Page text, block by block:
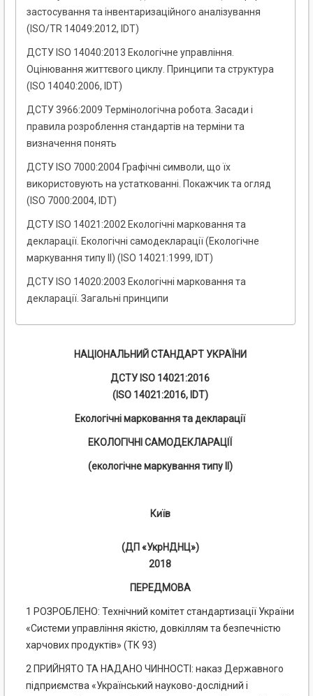
застосування та інвентаризаційного аналізування
(ISO/TR 14049:2012, IDT)
ДСТУ ISO 14040:2013 Екологічне управління.
Оцінювання життєвого циклу. Принципи та структура
(ISO 14040:2006, IDT)
ДСТУ 3966:2009 Термінологічна робота. Засади і
правила розроблення стандартів на терміни та
визначення понять
ДСТУ ISO 7000:2004 Графічні символи, що їх
використовують на устаткованні. Покажчик та огляд
(ISO 7000:2004, IDT)
ДСТУ ISO 14021:2002 Екологічні марковання та
декларації. Екологічні самодекларації (Екологічне
маркування типу II) (ISO 14021:1999, IDT)
ДСТУ ISO 14020:2003 Екологічні марковання та
декларації. Загальні принципи
НАЦІОНАЛЬНИЙ СТАНДАРТ УКРАЇНИ
ДСТУ ISO 14021:2016
(ISO 14021:2016, IDT)
Екологічні марковання та декларації
ЕКОЛОГІЧНІ САМОДЕКЛАРАЦІЇ
(екологічне маркування типу II)
Київ
(ДП «УкрНДНЦ»)
2018
ПЕРЕДМОВА
1 РОЗРОБЛЕНО: Технічний комітет стандартизації України
«Системи управління якістю, довкіллям та безпечністю
харчових продуктів» (ТК 93)
2 ПРИЙНЯТО ТА НАДАНО ЧИННОСТІ: наказ Державного
підприємства «Український науково-дослідний і